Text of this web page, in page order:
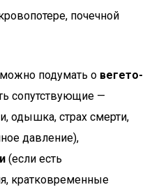
почечной
подумать о вегето-
сопутствующие —
одышка, страх смерти,
давление),
(если есть
кратковременные